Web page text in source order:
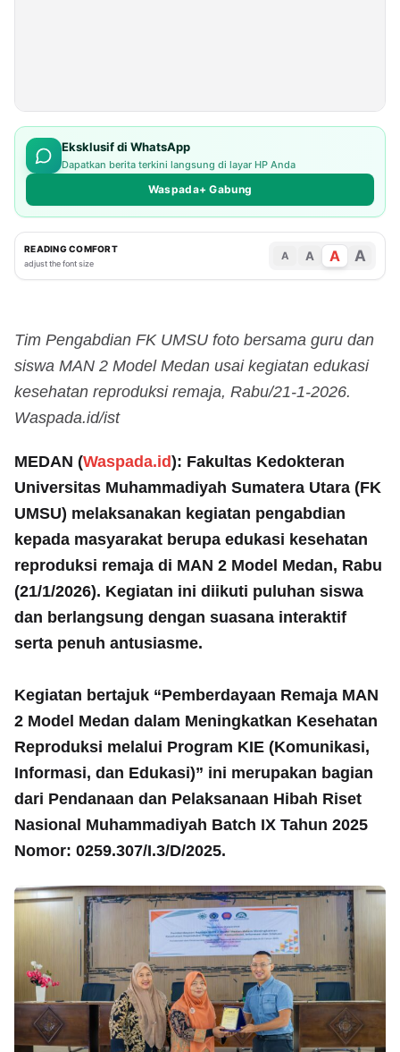
Eksklusif di WhatsApp
Dapatkan berita terkini langsung di layar HP Anda
Waspada+ Gabung
READING COMFORT
adjust the font size
A A A A
Tim Pengabdian FK UMSU foto bersama guru dan
siswa MAN 2 Model Medan usai kegiatan edukasi
kesehatan reproduksi remaja, Rabu/21-1-2026.
Waspada.id/ist
MEDAN (Waspada.id): Fakultas Kedokteran
Universitas Muhammadiyah Sumatera Utara (FK
UMSU) melaksanakan kegiatan pengabdian
kepada masyarakat berupa edukasi kesehatan
reproduksi remaja di MAN 2 Model Medan, Rabu
(21/1/2026). Kegiatan ini diikuti puluhan siswa
dan berlangsung dengan suasana interaktif
serta penuh antusiasme.
Kegiatan bertajuk “Pemberdayaan Remaja MAN
2 Model Medan dalam Meningkatkan Kesehatan
Reproduksi melalui Program KIE (Komunikasi,
Informasi, dan Edukasi)” ini merupakan bagian
dari Pendanaan dan Pelaksanaan Hibah Riset
Nasional Muhammadiyah Batch IX Tahun 2025
Nomor: 0259.307/I.3/D/2025.